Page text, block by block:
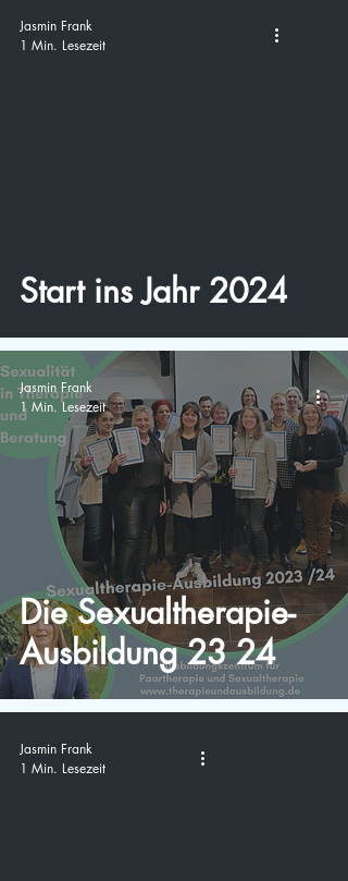
Start ins Jahr 2024
Jasmin Frank
1 Min. Lesezeit
Die Sexualtherapie-
Ausbildung 23 24
Jasmin Frank
1 Min. Lesezeit
Jasmin Frank
1 Min. Lesezeit